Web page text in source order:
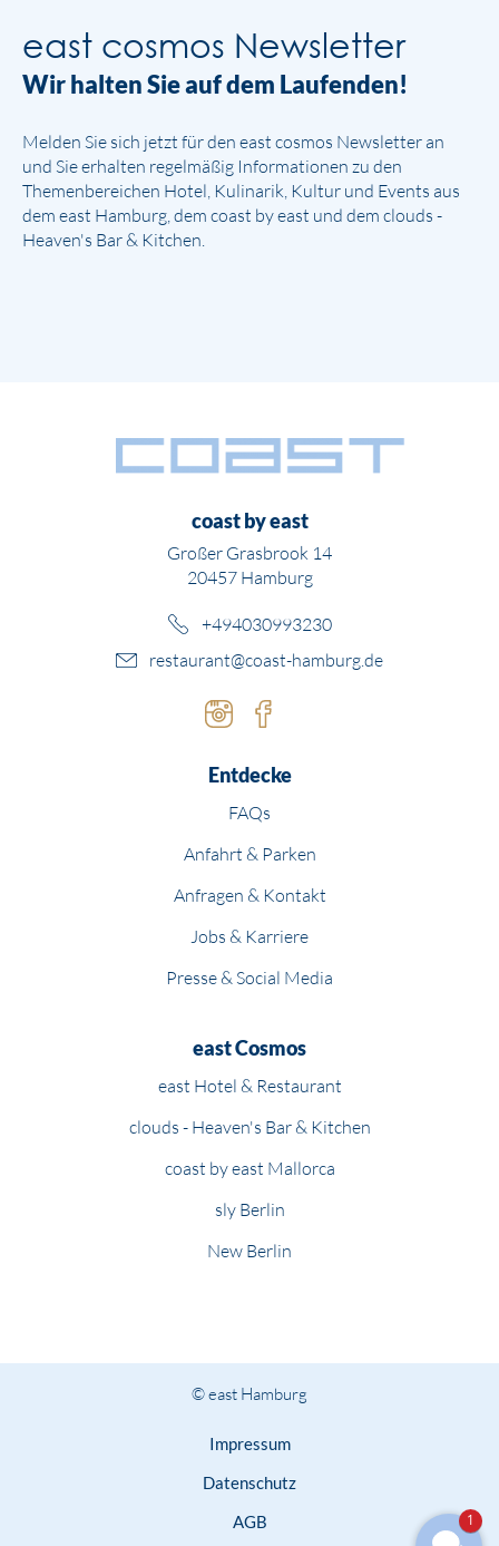
east cosmos Newsletter
Wir halten Sie auf dem Laufenden!
Melden Sie sich jetzt für den east cosmos Newsletter an
und Sie erhalten regelmäßig Informationen zu den
Themenbereichen Hotel, Kulinarik, Kultur und Events aus
dem east Hamburg, dem coast by east und dem clouds -
Heaven's Bar & Kitchen.
coast by east
Großer Grasbrook 14
20457 Hamburg
+494030993230
restaurant@coast-hamburg.de
InstagramFacebook
Entdecke
FAQs
Anfahrt & Parken
Anfragen & Kontakt
Jobs & Karriere
Presse & Social Media
east Cosmos
east Hotel & Restaurant
clouds - Heaven's Bar & Kitchen
coast by east Mallorca
sly Berlin
New Berlin
© east Hamburg
Impressum
Datenschutz
AGB
1